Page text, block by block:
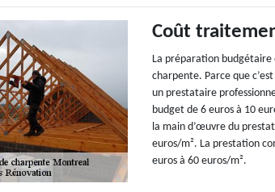
Coût
La préparation
charpente. Parce que
un prestataire
budget de 6 euros à 10
la main d’œuvre du
euros/m². La prestation
euros à 60 euros/m².